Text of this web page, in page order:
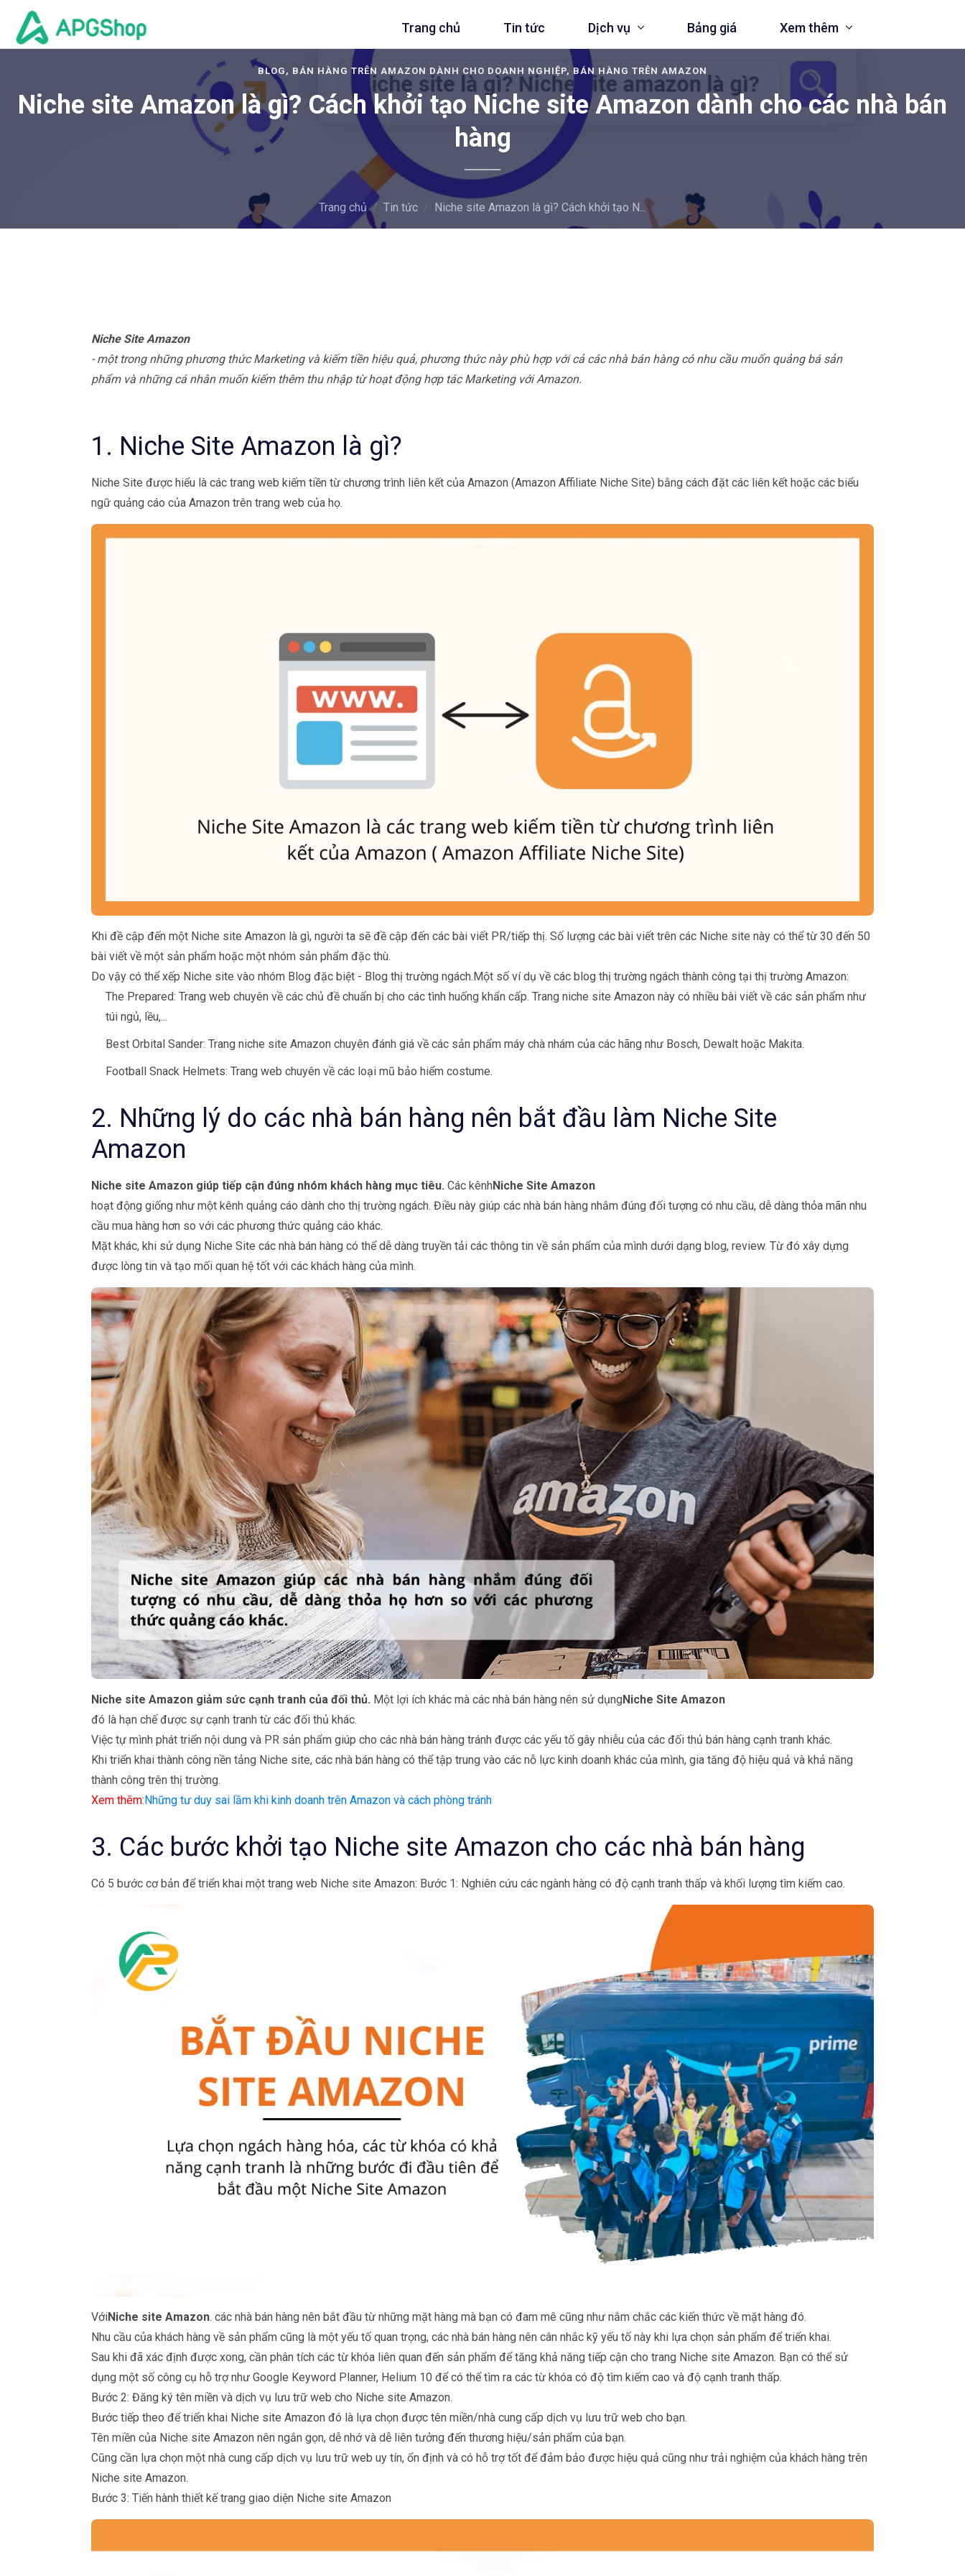
Trang chủ Tin tức Dịch vụ Bảng giá Xem thêm
Bán hàng trên Amazon
Bán hàng trên Shopee
Bán hàng trên Lazada
Quản lý bán hàng trên Amazon
Thiết kế Website
BLOG, BÁN HÀNG TRÊN AMAZON DÀNH CHO DOANH NGHIỆP, BÁN HÀNG TRÊN AMAZON
Niche site Amazon là gì? Cách khởi tạo Niche site Amazon dành cho các nhà bán
hàng
Trang chủ Tin tức Niche site Amazon là gì? Cách khởi tạo N...
Niche Site Amazon
- một trong những phương thức Marketing và kiếm tiền hiệu quả, phương thức này phù hợp với cả các nhà bán hàng có nhu cầu muốn quảng bá sản
phẩm và những cá nhân muốn kiếm thêm thu nhập từ hoạt động hợp tác Marketing với Amazon.
1. Niche Site Amazon là gì?
Niche Site được hiểu là các trang web kiếm tiền từ chương trình liên kết của Amazon (Amazon Affiliate Niche Site) bằng cách đặt các liên kết hoặc các biểu
ngữ quảng cáo của Amazon trên trang web của họ.
Khi đề cập đến một Niche site Amazon là gì, người ta sẽ đề cập đến các bài viết PR/tiếp thị. Số lượng các bài viết trên các Niche site này có thể từ 30 đến 50
bài viết về một sản phẩm hoặc một nhóm sản phẩm đặc thù.
Do vậy có thể xếp Niche site vào nhóm Blog đặc biệt - Blog thị trường ngách.Một số ví dụ về các blog thị trường ngách thành công tại thị trường Amazon:
The Prepared: Trang web chuyên về các chủ đề chuẩn bị cho các tình huống khẩn cấp. Trang niche site Amazon này có nhiều bài viết về các sản phẩm như
túi ngủ, lều,...
Best Orbital Sander: Trang niche site Amazon chuyên đánh giá về các sản phẩm máy chà nhám của các hãng như Bosch, Dewalt hoặc Makita.
Football Snack Helmets: Trang web chuyên về các loại mũ bảo hiểm costume.
2. Những lý do các nhà bán hàng nên bắt đầu làm Niche Site
Amazon
Niche site Amazon giúp tiếp cận đúng nhóm khách hàng mục tiêu. Các kênhNiche Site Amazon
hoạt động giống như một kênh quảng cáo dành cho thị trường ngách. Điều này giúp các nhà bán hàng nhắm đúng đối tượng có nhu cầu, dễ dàng thỏa mãn nhu
cầu mua hàng hơn so với các phương thức quảng cáo khác.
Mặt khác, khi sử dụng Niche Site các nhà bán hàng có thể dễ dàng truyền tải các thông tin về sản phẩm của mình dưới dạng blog, review. Từ đó xây dựng
được lòng tin và tạo mối quan hệ tốt với các khách hàng của mình.
Niche site Amazon giảm sức cạnh tranh của đối thủ. Một lợi ích khác mà các nhà bán hàng nên sử dụngNiche Site Amazon
đó là hạn chế được sự cạnh tranh từ các đối thủ khác.
Việc tự mình phát triển nội dung và PR sản phẩm giúp cho các nhà bán hàng tránh được các yếu tố gây nhiễu của các đối thủ bán hàng cạnh tranh khác.
Khi triển khai thành công nền tảng Niche site, các nhà bán hàng có thể tập trung vào các nỗ lực kinh doanh khác của mình, gia tăng độ hiệu quả và khả năng
thành công trên thị trường.
Xem thêm:Những tư duy sai lầm khi kinh doanh trên Amazon và cách phòng tránh
3. Các bước khởi tạo Niche site Amazon cho các nhà bán hàng
Có 5 bước cơ bản để triển khai một trang web Niche site Amazon: Bước 1: Nghiên cứu các ngành hàng có độ cạnh tranh thấp và khối lượng tìm kiếm cao.
VớiNiche site Amazon. các nhà bán hàng nên bắt đầu từ những mặt hàng mà bạn có đam mê cũng như nắm chắc các kiến thức về mặt hàng đó.
Nhu cầu của khách hàng về sản phẩm cũng là một yếu tố quan trọng, các nhà bán hàng nên cân nhắc kỹ yếu tố này khi lựa chọn sản phẩm để triển khai.
Sau khi đã xác định được xong, cần phân tích các từ khóa liên quan đến sản phẩm để tăng khả năng tiếp cận cho trang Niche site Amazon. Bạn có thể sử
dụng một số công cụ hỗ trợ như Google Keyword Planner, Helium 10 để có thể tìm ra các từ khóa có độ tìm kiếm cao và độ cạnh tranh thấp.
Bước 2: Đăng ký tên miền và dịch vụ lưu trữ web cho Niche site Amazon.
Bước tiếp theo để triển khai Niche site Amazon đó là lựa chọn được tên miền/nhà cung cấp dịch vụ lưu trữ web cho bạn.
Tên miền của Niche site Amazon nên ngắn gọn, dễ nhớ và dễ liên tưởng đến thương hiệu/sản phẩm của bạn.
Cũng cần lựa chọn một nhà cung cấp dịch vụ lưu trữ web uy tín, ổn định và có hỗ trợ tốt để đảm bảo được hiệu quả cũng như trải nghiệm của khách hàng trên
Niche site Amazon.
Bước 3: Tiến hành thiết kế trang giao diện Niche site Amazon